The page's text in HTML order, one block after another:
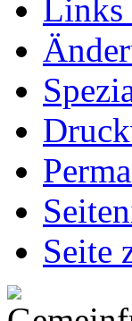
Links
Seite